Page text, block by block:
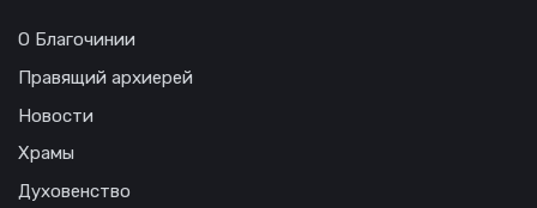
О Благочинии
Правящий архиерей
Новости
Храмы
Духовенство